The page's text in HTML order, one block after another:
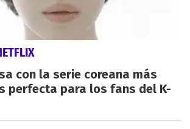
con la serie coreana más
perfecta para los fans del K-